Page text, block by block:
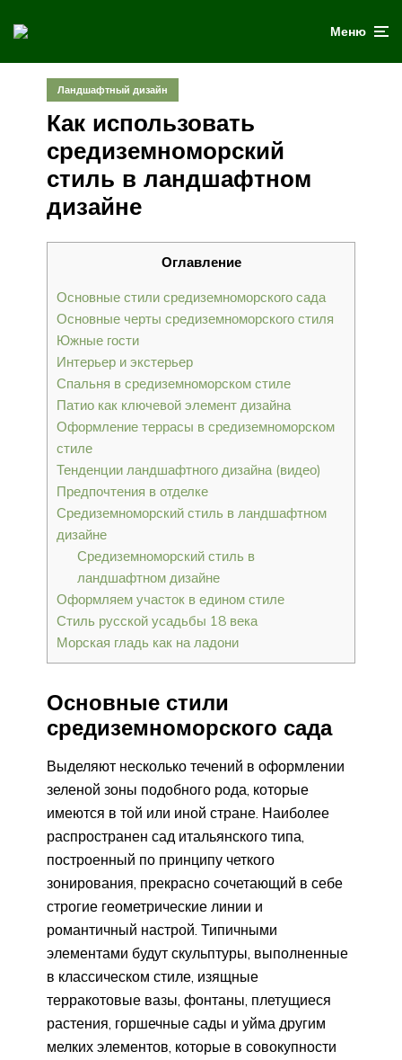
Меню
Ландшафтный дизайн
Как использовать
средиземноморский
стиль в ландшафтном
дизайне
Оглавление
Основные стили средиземноморского сада
Основные черты средиземноморского стиля
Южные гости
Интерьер и экстерьер
Спальня в средиземноморском стиле
Патио как ключевой элемент дизайна
Оформление террасы в средиземноморском
стиле
Тенденции ландшафтного дизайна (видео)
Предпочтения в отделке
Средиземноморский стиль в ландшафтном
дизайне
Средиземноморский стиль в
ландшафтном дизайне
Оформляем участок в едином стиле
Стиль русской усадьбы 18 века
Морская гладь как на ладони
Основные стили
средиземноморского сада
Выделяют несколько течений в оформлении
зеленой зоны подобного рода, которые
имеются в той или иной стране. Наиболее
распространен сад итальянского типа,
построенный по принципу четкого
зонирования, прекрасно сочетающий в себе
строгие геометрические линии и
романтичный настрой. Типичными
элементами будут скульптуры, выполненные
в классическом стиле, изящные
терракотовые вазы, фонтаны, плетущиеся
растения, горшечные сады и уйма другим
мелких элементов, которые в совокупности